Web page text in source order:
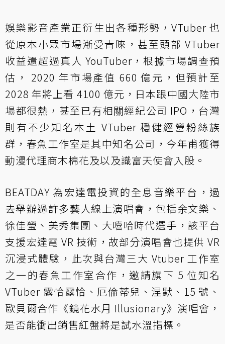
娛樂影音產業正衍生出各種形勢，VTuber 也
從原本小眾市場漸受青睞，甚至頭部 VTuber
收益還超過真人 YouTuber，根據市場調查預
估， 2020 年市場產值 660 億元，但預計至
2028 年將上看 4100 億元，日本跟中國大陸市
場都很熱，甚至已有相關經紀公司 IPO，台灣
則有不少知名本土 VTuber 穩健經營粉絲族
群，春魚工作室是其中知名公司，今年甫獲得
動漫代理商木棉花及以及識富天使會入股。
BEATDAY 為宏達電投資的全息音樂平台，過
去舉辦過許多藝人線上演唱會，包括余文樂、
徐佳瑩、美秀集團、大嘻哈時代選手，該平台
支援宏達電 VR 技術，故部分演唱會也提供 VR
沉浸式體驗，此次與台灣三大 Vtuber 工作室
之一的春魚工作室合作，邀請旗下 5 位知名
VTuber 露恰露恰、厄倫蒂兒、涅默、15 號、
歐貝爾合作《鏡花水月 Illusionary》演唱會，
是否能衝出銷售紅盤將是試水溫指標。